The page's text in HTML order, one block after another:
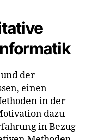
der
einen
in der
dazu
in Bezug